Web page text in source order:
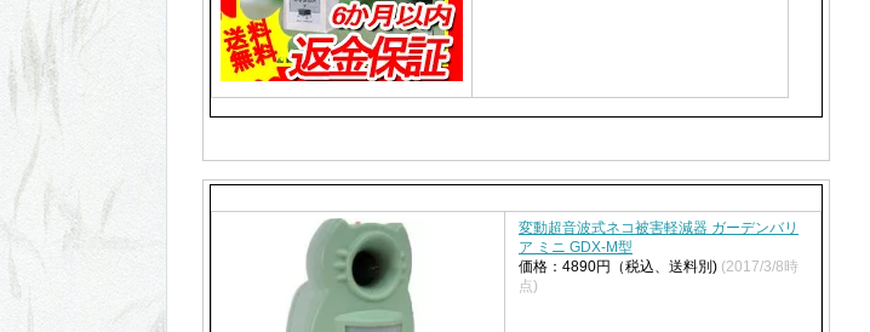
変動超音波式ネコ被害軽減器 ガーデンバリ
ア ミニ GDX-M型
価格：4890円（税込、送料別) (2017/3/8時
点)